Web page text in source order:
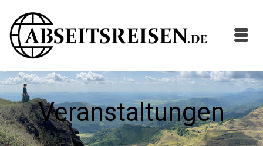
Veranstaltungen